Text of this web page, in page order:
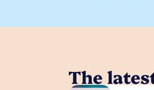
The